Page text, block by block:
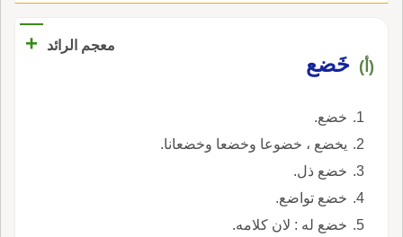
معجم الرائد +
(أ) خَضع
خضع.
يخضع ، خضوعا وخضعا وخضعانا.
خضع ذل.
خضع تواضع.
خضع له : لان كلامه.